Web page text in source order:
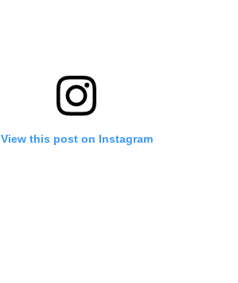
View this post on Instagram